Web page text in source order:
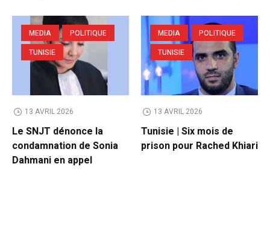
MEDIA
POLITIQUE
TUNISIE
13 AVRIL 2026
Le SNJT dénonce la
condamnation de Sonia
Dahmani en appel
MEDIA
POLITIQUE
TUNISIE
13 AVRIL 2026
Tunisie | Six mois de
prison pour Rached Khiari